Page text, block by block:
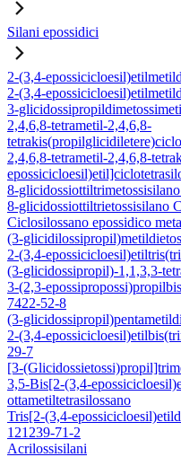
Silani epossidici
2-(3,4-
2-(3,4-
3-
2,4,6,8-tetrametil-2,4,6,8-
2,4,6,8-tetrametil-2,4,6,8-
8-
8-glicidossiottiltrietossisilano
Ciclosilossano epossidico
(3-
2-(3,4-
(3-glicidossipropil)-1,1,3,3-
3-(2,3-
7422-52-8
(3-
2-(3,4-
29-7
[3-
3,5-Bis[2-(3,4-
ottametiltetrasilossano
Tris[2-(3,4-
121239-71-2
Acrilossisilani